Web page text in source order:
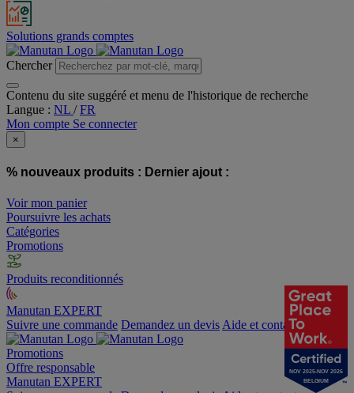
Solutions grands comptes
Chercher
Contenu du site suggéré et menu de l'historique de recherche
Langue : NL /FR
Mon compte Se connecter
×
% nouveaux produits : Dernier ajout :
Voir mon panier
Poursuivre les achats
Catégories
Promotions
Produits reconditionnés
Manutan EXPERT
Suivre une commande Demandez un devis Aide et contact
Promotions
Offre responsable
Manutan EXPERT
NOV 2025-NOV 2026
BELGIUM